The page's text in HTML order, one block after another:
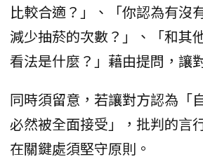
比較合適？」、「你認為有沒
減少抽菸的次數？」、「和其
看法是什麼？」藉由提問，讓
同時須留意，若讓對方認為「
必然被全面接受」，批判的言
在關鍵處須堅守原則。